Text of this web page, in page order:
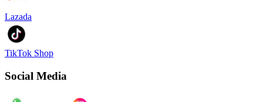
Lazada
TikTok Shop
Social Media